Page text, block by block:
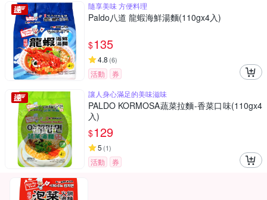
隨享美味 方便料理
Paldo八道 龍蝦海鮮湯麵(110gx4入)
$135
4.8 (6)
活動 券
補貨中
讓人身心滿足的美味滋味
PALDO KORMOSA蔬菜拉麵-香菜口味(110gx4
入)
$129
5 (1)
活動 券